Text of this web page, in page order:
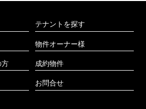
方
テナントを探す
物件オーナー様
成約物件
お問合せ